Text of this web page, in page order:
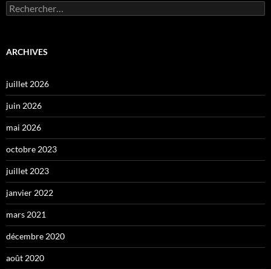
Rechercher :
ARCHIVES
juillet 2026
juin 2026
mai 2026
octobre 2023
juillet 2023
janvier 2022
mars 2021
décembre 2020
août 2020